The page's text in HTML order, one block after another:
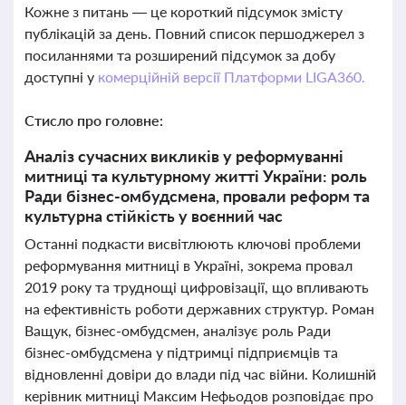
Кожне з питань — це короткий підсумок змісту
публікацій за день. Повний список першоджерел з
посиланнями та розширений підсумок за добу
доступні у комерційній версії Платформи LIGA360.
Стисло про головне:
Аналіз сучасних викликів у реформуванні
митниці та культурному житті України: роль
Ради бізнес-омбудсмена, провали реформ та
культурна стійкість у воєнний час
Останні подкасти висвітлюють ключові проблеми
реформування митниці в Україні, зокрема провал
2019 року та труднощі цифровізації, що впливають
на ефективність роботи державних структур. Роман
Ващук, бізнес-омбудсмен, аналізує роль Ради
бізнес-омбудсмена у підтримці підприємців та
відновленні довіри до влади під час війни. Колишній
керівник митниці Максим Нефьодов розповідає про